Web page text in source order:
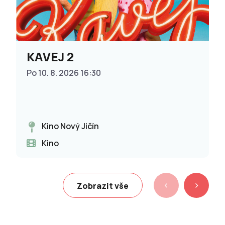
KAVEJ 2
Po 10. 8. 2026 16:30
Kino Nový Jičín
Kino
Zobrazit vše